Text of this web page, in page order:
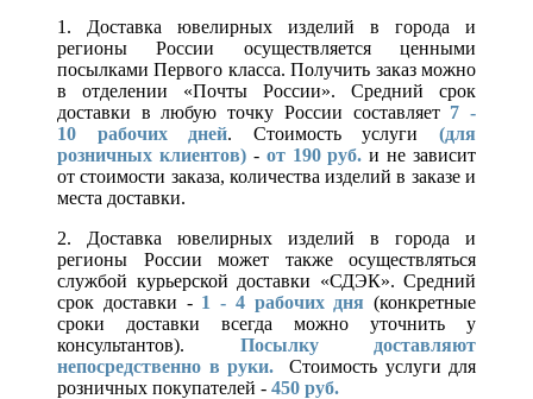
1. Доставка ювелирных изделий в города и
регионы России осуществляется ценными
посылками Первого класса. Получить заказ можно
в отделении «Почты России». Средний срок
доставки в любую точку России составляет 7 -
10 рабочих дней. Стоимость услуги(для
розничных клиентов)- от 190 руб. и не зависит
от стоимости заказа, количества изделий в заказе и
места доставки.
2. Доставка ювелирных изделий в города и
регионы России может также осуществляться
службой курьерской доставки «СДЭК». Средний
срок доставки - 1 - 4 рабочих дня (конкретные
сроки доставки всегда можно уточнить у
консультантов). Посылку доставляют
непосредственно в руки.
Стоимость услуги для
розничных покупателей - 450 руб.